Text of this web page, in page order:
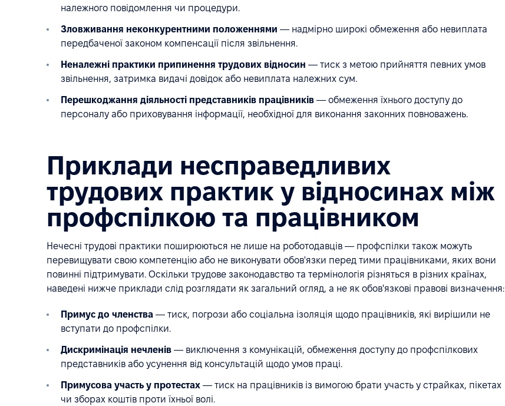
належного повідомлення чи процедури.
Зловживання неконкурентними положеннями — надмірно широкі обмеження або невиплата
передбаченої законом компенсації після звільнення.
Неналежні практики припинення трудових відносин — тиск з метою прийняття певних умов
звільнення, затримка видачі довідок або невиплата належних сум.
Перешкоджання діяльності представників працівників — обмеження їхнього доступу до
персоналу або приховування інформації, необхідної для виконання законних повноважень.
Приклади несправедливих
трудових практик у відносинах між
профспілкою та працівником
Нечесні трудові практики поширюються не лише на роботодавців — профспілки також можуть
перевищувати свою компетенцію або не виконувати обов'язки перед тими працівниками, яких вони
повинні підтримувати. Оскільки трудове законодавство та термінологія різняться в різних країнах,
наведені нижче приклади слід розглядати як загальний огляд, а не як обов'язкові правові визначення:
Примус до членства — тиск, погрози або соціальна ізоляція щодо працівників, які вирішили не
вступати до профспілки.
Дискримінація нечленів — виключення з комунікацій, обмеження доступу до профспілкових
представників або усунення від консультацій щодо умов праці.
Примусова участь у протестах — тиск на працівників із вимогою брати участь у страйках, пікетах
чи зборах коштів проти їхньої волі.